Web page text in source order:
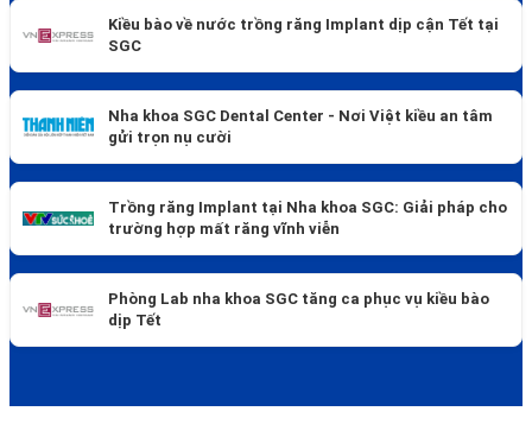
Kiều bào về nước trồng răng Implant dịp cận Tết tại
SGC
Nha khoa SGC Dental Center - Nơi Việt kiều an tâm
gửi trọn nụ cười
Trồng răng Implant tại Nha khoa SGC: Giải pháp cho
trường hợp mất răng vĩnh viễn
Phòng Lab nha khoa SGC tăng ca phục vụ kiều bào
dịp Tết